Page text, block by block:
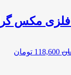
فلزی مکس
118,600 تومان